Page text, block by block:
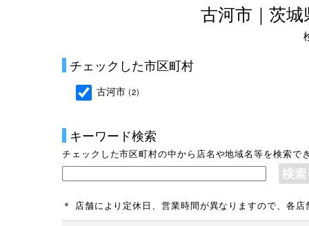
古河市｜茨
チェックした市区町村
古河市 (2)
キーワード検索
チェックした市区町村の中から店名や地域名等を検索で
＊ 店舗により定休日、営業時間が異なりますので、各